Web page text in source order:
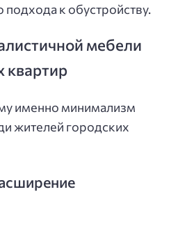
к обустройству.
мебели
квартир
именно минимализм
жителей городских